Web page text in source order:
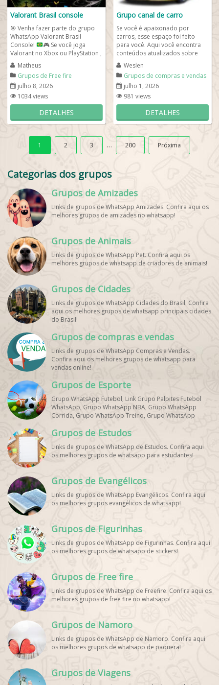
Valorant Brasil console
🎯 Venha fazer parte do grupo
WhatsApp Valorant Brasil
Console!
🎮Se você joga
Valorant no Xbox ou PlayStation ,
esse é o lugar certo para...
Matheus
Grupos de Free fire
julho 8, 2026
1034 views
DETALHES
Grupo canal de carro
Se você é apaixonado por
carros, esse espaço foi feito
para você. Aqui você encontra
conteúdos atualizados sobre
lançamentos, novidades do
mercado...
Weslen
Grupos de compras e vendas
julho 1, 2026
981 views
DETALHES
1 2 3 … 200 Próxima
Categorias dos grupos
Grupos de Amizades
Links de grupos de WhatsApp Amizades. Confira aqui os
melhores grupos de amizades no whatsapp!
Grupos de Animais
Links de grupos de WhatsApp Pet. Confira aqui os
melhores grupos de whatsapp de criadores de animais!
Grupos de Cidades
Links de grupos de WhatsApp Cidades do Brasil. Confira
aqui os melhores grupos de whatsapp principais cidades
do Brasil!
Grupos de compras e vendas
Links de grupos de WhatsApp Compras e Vendas.
Confira aqui os melhores grupos de whatsapp para
vendas online!
Grupos de Esporte
Grupo WhatsApp Futebol, Link Grupo Palpites Futebol
WhatsApp, Grupo WhatsApp NBA, Grupo WhatsApp
Corrida, Grupo WhatsApp Treino, Grupo WhatsApp
WhatsApp, Grupo de Torcedores [Nome do Time]
WhatsApp, Link de Grupos de Esporte Grátis, Grupo
WhatsApp Dicas de Treino, Grupo WhatsApp Futebol Ao
Vivo. Grupo WhatsApp Esporte, Grupos de Esporte
WhatsApp Esporte, Grupo WhatsApp Futebol, Link Grupo
Palpites Futebol WhatsApp, Grupo WhatsApp NBA,
Grupos de Estudos
Links de grupos de WhatsApp de Estudos. Confira aqui
os melhores grupos de whatsapp para estudantes!
Grupos de Evangélicos
Links de grupos de WhatsApp Evangélicos. Confira aqui
os melhores grupos evangélicos de whatsapp!
Grupos de Figurinhas
Links de grupos de WhatsApp de Figurinhas. Confira aqui
os melhores grupos de whatsapp de stickers!
Grupos de Free fire
Links de grupos de WhatsApp de Freefire. Confira aqui os
melhores grupos de free fire no whatsapp!
Grupos de Namoro
Links de grupos de WhatsApp de Namoro. Confira aqui
os melhores grupos de whatsapp de paquera!
Grupos de Viagens